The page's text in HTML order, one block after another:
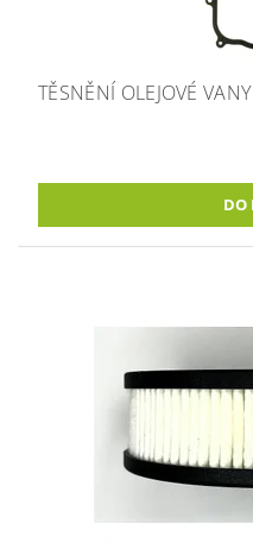
TĚSNĚNÍ OLEJOVÉ VANY